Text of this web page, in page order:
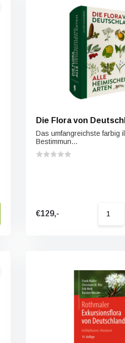
Die Flora von
Das umfangreichste farbig
Bestimmun...
€129,-